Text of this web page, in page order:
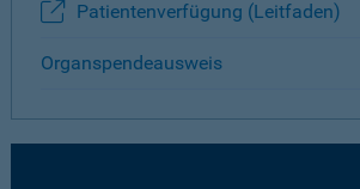
Patientenverfügung (Leitfaden)
Organspendeausweis